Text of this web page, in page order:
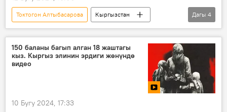
Токтогон Алтыбасарова
Кыргызстан
Туяк
Ленинград
Марат Абдиев
маек
Дагы 4
150 баланы багып алган 18 жаштагы
кыз. Кыргыз элинин эрдиги жөнүндө
видео
10 Бугу 2024, 17:33